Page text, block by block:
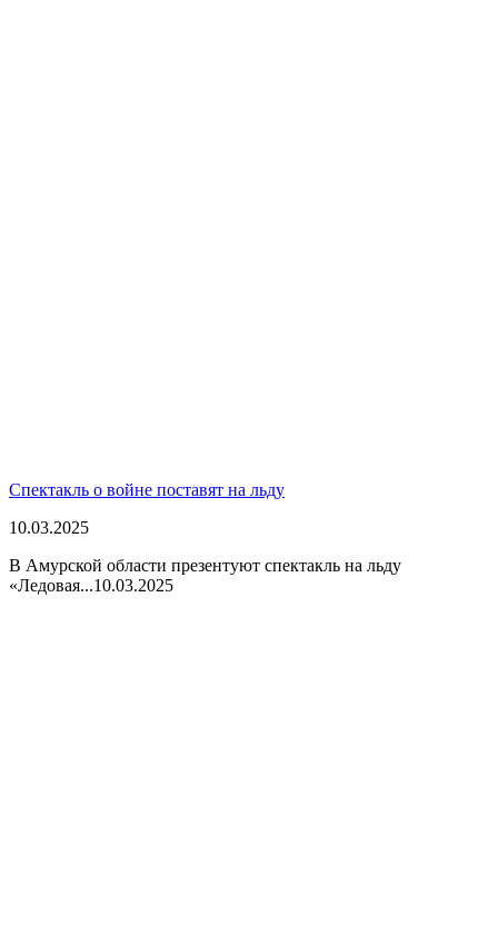
Спектакль о войне поставят на льду
10.03.2025
В Амурской области презентуют спектакль на льду
«Ледовая...10.03.2025